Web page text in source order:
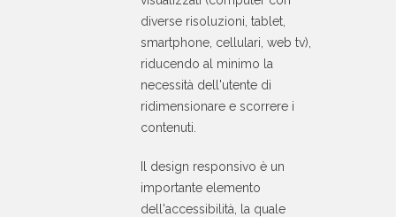
diverse risoluzioni, tablet,
smartphone, cellulari, web tv),
riducendo al minimo la
necessità dell'utente di
ridimensionare e scorrere i
contenuti.
Il design responsivo è un
importante elemento
dell'accessibilità, la quale